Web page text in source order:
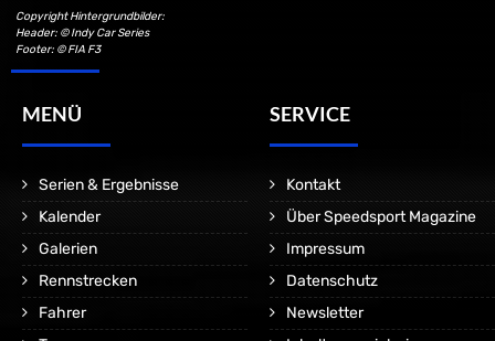
Copyright Hintergrundbilder:
Header: © Indy Car Series
Footer: © FIA F3
MENÜ
Serien & Ergebnisse
Kalender
Galerien
Rennstrecken
Fahrer
SERVICE
Kontakt
Über Speedsport Magazine
Impressum
Datenschutz
Newsletter